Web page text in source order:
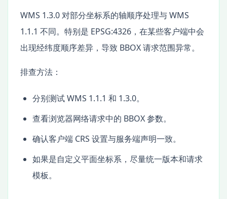
WMS 1.3.0 对部分坐标系的轴顺序处理与 WMS
1.1.1 不同。特别是 EPSG:4326，在某些客户端中会
出现经纬度顺序差异，导致 BBOX 请求范围异常。
排查方法：
分别测试 WMS 1.1.1 和 1.3.0。
查看浏览器网络请求中的 BBOX 参数。
确认客户端 CRS 设置与服务端声明一致。
如果是自定义平面坐标系，尽量统一版本和请求
模板。